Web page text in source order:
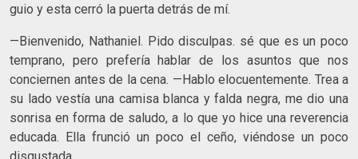
guio y esta cerró la puerta detrás de mí.
—Bienvenido, Nathaniel. Pido disculpas. sé que es un poco
temprano, pero prefería hablar de los asuntos que nos
conciernen antes de la cena. —Hablo elocuentemente. Trea a
su lado vestía una camisa blanca y falda negra, me dio una
sonrisa en forma de saludo, a lo que yo hice una reverencia
educada. Ella frunció un poco el ceño, viéndose un poco
disgustada.